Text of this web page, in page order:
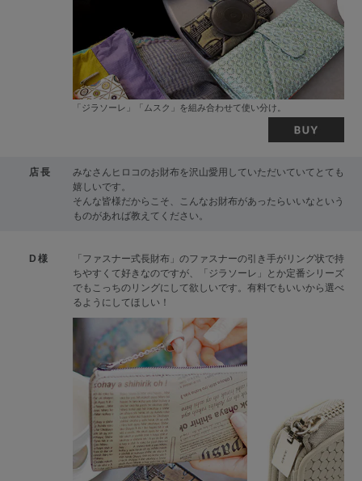
「ジラソーレ」「ムスク」を組み合わせて使い分け。
店長
みなさんヒロコのお財布を沢山愛用していただいていてとても
嬉しいです。
そんな皆様だからこそ、こんなお財布があったらいいなという
ものがあれば教えてください。
D様
「ファスナー式長財布」のファスナーの引き手がリング状で持
ちやすくて好きなのですが、「ジラソーレ」とか定番シリーズ
でもこっちのリングにして欲しいです。有料でもいいから選べ
るようにしてほしい！